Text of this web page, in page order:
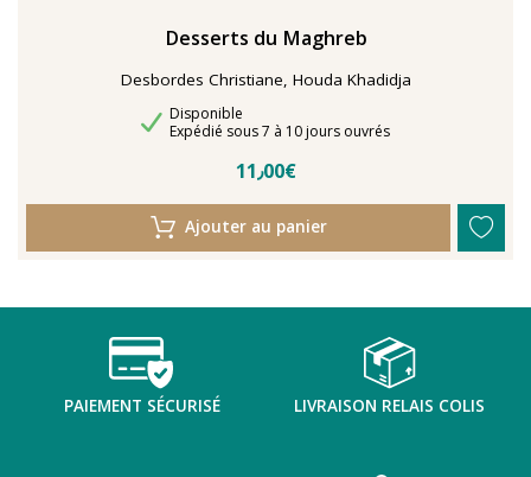
Desserts du Maghreb
Desbordes Christiane, Houda Khadidja
Disponibilité
Disponible
Délais de livraison
Expédié sous 7 à 10 jours ouvrés
11٫00€
Ajouter au panier
PAIEMENT SÉCURISÉ LIVRAISON RELAIS COLIS